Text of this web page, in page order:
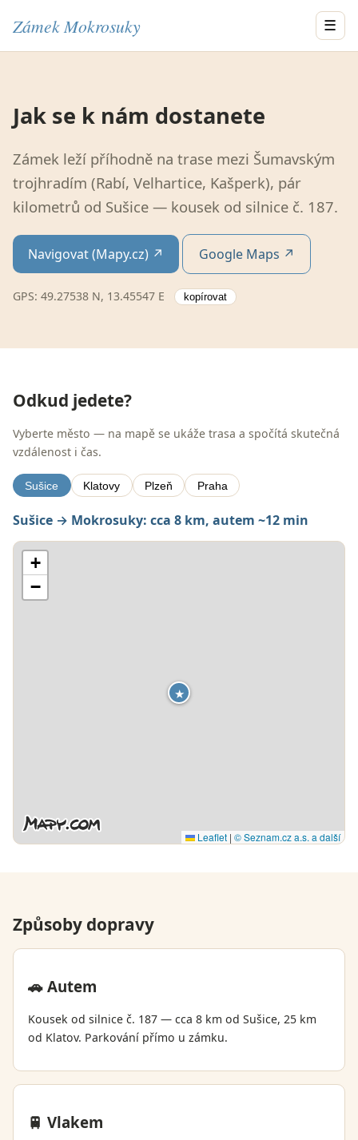
Zámek Mokrosuky ☰
Jak se k nám dostanete
Zámek leží příhodně na trase mezi Šumavským
trojhradím (Rabí, Velhartice, Kašperk), pár
kilometrů od Sušice — kousek od silnice č. 187.
Navigovat (Mapy.cz) ↗ Google Maps ↗
GPS: 49.27538 N, 13.45547 E kopírovat
Odkud jedete?
Vyberte město — na mapě se ukáže trasa a spočítá skutečná
vzdálenost i čas.
Sušice Klatovy Plzeň Praha
Sušice → Mokrosuky: cca 8 km, autem ~12 min
★
+
−
Leaflet | © Seznam.cz a.s. a další
Způsoby dopravy
🚗 Autem
Kousek od silnice č. 187 — cca 8 km od Sušice, 25 km
od Klatov. Parkování přímo u zámku.
🚆 Vlakem